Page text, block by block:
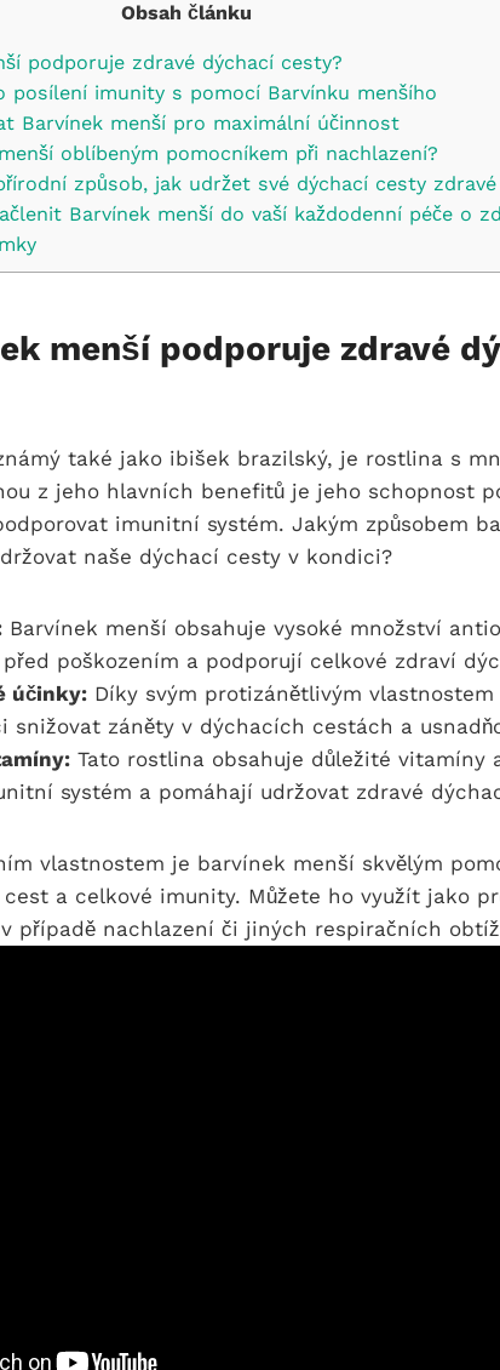
Obsah článku
podporuje zdravé dýchací cesty?
posílení imunity s pomocí Barvínku menšího
Barvínek menší pro maximální účinnost
oblíbeným pomocníkem při nachlazení?
způsob, jak udržet své dýchací cesty zdravé
Barvínek menší do vaší každodenní péče o
menší podporuje zdravé
také jako ibišek brazilský, je rostlina s
z jeho hlavních benefitů je jeho schopnost
imunitní systém. Jakým způsobem
naše dýchací cesty v kondici?
Barvínek menší obsahuje vysoké množství
poškozením a podporují celkové zdraví
účinky: Díky svým protizánětlivým vlastnostem
snižovat záněty v dýchacích cestách a
Tato rostlina obsahuje důležité vitamíny
systém a pomáhají udržovat zdravé
vlastnostem je barvínek menší skvělým
a celkové imunity. Můžete ho využít jako
případě nachlazení či jiných respiračních